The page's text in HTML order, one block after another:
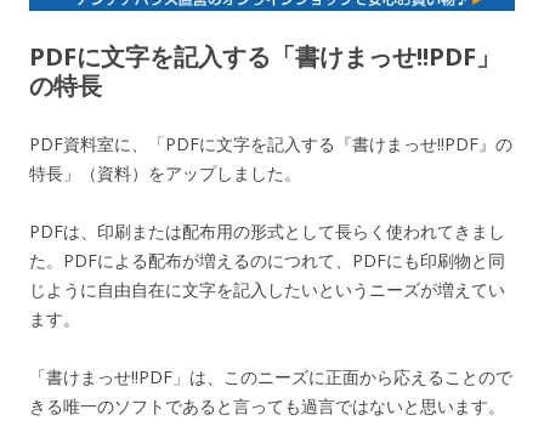
PDFに文字を記入する「書けまっせ!!PDF」
の特長
PDF資料室に、「PDFに文字を記入する『書けまっせ!!PDF』の
特長」（資料）をアップしました。
PDFは、印刷または配布用の形式として長らく使われてきまし
た。PDFによる配布が増えるのにつれて、PDFにも印刷物と同
じように自由自在に文字を記入したいというニーズが増えてい
ます。
「書けまっせ!!PDF」は、このニーズに正面から応えることので
きる唯一のソフトであると言っても過言ではないと思います。